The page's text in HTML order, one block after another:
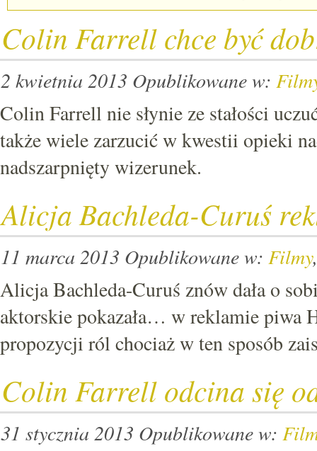
Colin Farrell chce być
2 kwietnia 2013 Opublikowane w:
Colin Farrell nie słynie ze stałości
także wiele zarzucić w kwestii opieki
nadszarpnięty wizerunek.
Alicja Bachleda-Curuś
11 marca 2013 Opublikowane w: Filmy
Alicja Bachleda-Curuś znów dała o
aktorskie pokazała… w reklamie piwa
propozycji ról chociaż w ten sposób
Colin Farrell odcina się
31 stycznia 2013 Opublikowane w: